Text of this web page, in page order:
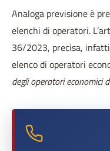
Analoga previsione è
elenchi di operatori.
36/2023, precisa,
elenco di operatori
degli operatori economici